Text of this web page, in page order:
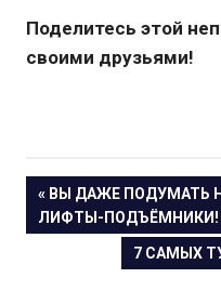
Поделитесь этой
своими друзьями!
Навигация
« ВЫ ДАЖЕ ПОДУМАТЬ
ЛИФТЫ-ПОДЪЁМНИКИ!
7 САМЫХ